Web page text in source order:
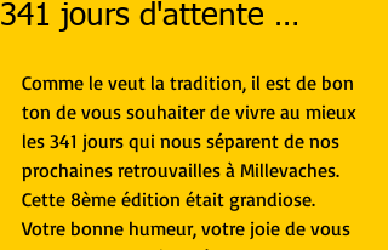
341 jours d'attente …
Comme le veut la tradition, il est de bon
ton de vous souhaiter de vivre au mieux
les 341 jours qui nous séparent de nos
prochaines retrouvailles à Millevaches.
Cette 8ème édition était grandiose.
Votre bonne humeur, votre joie de vous